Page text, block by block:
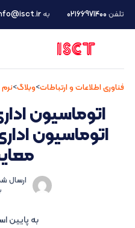
تلفن ۰۲۱66971400 به
فناوری اطلاعات و ارتباطات>وبلاگ>نرم
اتوماسیون
اتوماسیون اداری
ارسال
به پایین